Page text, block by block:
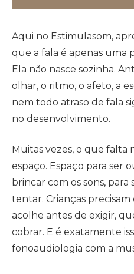
Aqui no Estimulasom,
que a fala é apenas uma
Ela não nasce sozinha.
olhar, o ritmo, o afeto, a
nem todo atraso de fala
no desenvolvimento.
Muitas vezes, o que falta
espaço. Espaço para ser
brincar com os sons, para
tentar. Crianças
acolhe antes de exigir,
cobrar. E é exatamente
fonoaudiologia com a